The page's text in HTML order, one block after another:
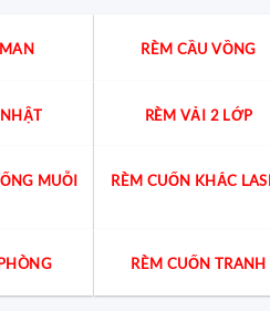
RÈM CẦU VỒNG
RÈM VẢI 2 LỚP
MUỖI RÈM CUỐN KHẮC
RÈM CUỐN TRANH